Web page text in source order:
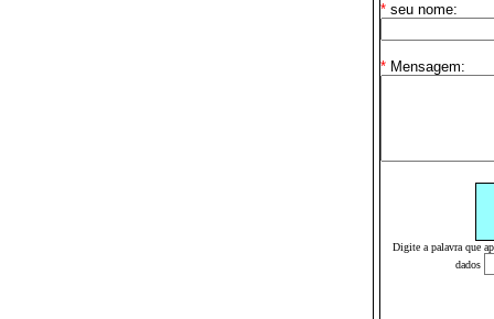
*seu nome:
*Mensagem:
Digite a palavra que
dados